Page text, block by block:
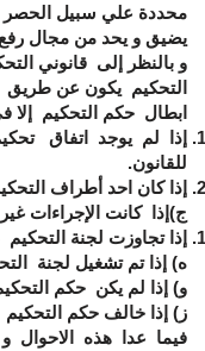
محددة علي سبيل الحصر
يضيق و يحد من مجال
و بالنظر إلى قانوني
التحكيم يكون عن
ابطال حكم التحكيم إلا
إذا لم يوجد اتفاق
للقانون.
إذا كان احد أطراف
ج)إذا كانت الإجراءات
إذا تجاوزت لجنة التحكيم
ه) إذا تم تشغيل لجنة
و) إذا لم يكن حكم
ز) إذا خالف حكم التحكيم
فيما عدا هذه الاحوال و